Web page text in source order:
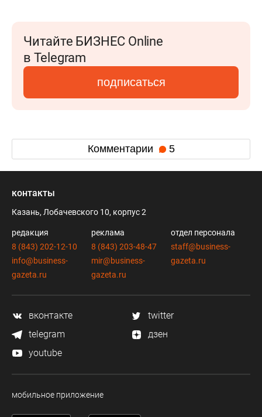
Читайте БИЗНЕС Online
в Telegram
подписаться
Комментарии 5
контакты
Казань, Лобачевского 10, корпус 2
редакция
8 (843) 202-12-10
info@business-
gazeta.ru
реклама
8 (843) 203-48-47
mir@business-
gazeta.ru
отдел персонала
staff@business-
gazeta.ru
вконтакте
twitter
telegram
дзен
youtube
мобильное приложение